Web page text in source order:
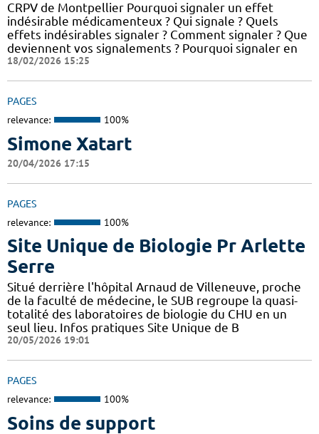
CRPV de Montpellier Pourquoi signaler un effet
indésirable médicamenteux ? Qui signale ? Quels
effets indésirables signaler ? Comment signaler ? Que
deviennent vos signalements ? Pourquoi signaler en
18/02/2026 15:25
PAGES
relevance: 100%
Simone Xatart
20/04/2026 17:15
PAGES
relevance: 100%
Site Unique de Biologie Pr Arlette
Serre
Situé derrière l'hôpital Arnaud de Villeneuve, proche
de la faculté de médecine, le SUB regroupe la quasi-
totalité des laboratoires de biologie du CHU en un
seul lieu. Infos pratiques Site Unique de B
20/05/2026 19:01
PAGES
relevance: 100%
Soins de support